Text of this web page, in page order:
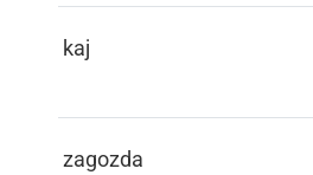
kaj
zagozda